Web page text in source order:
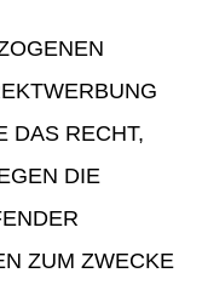
DAS RECHT,
DIE
ZUM ZWECKE